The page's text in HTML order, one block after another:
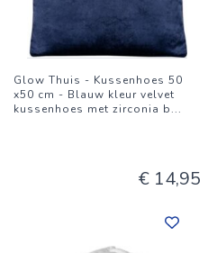
Glow Thuis - Kussenhoes 50
x50 cm - Blauw kleur velvet
kussenhoes met zirconia b...
€ 14,95